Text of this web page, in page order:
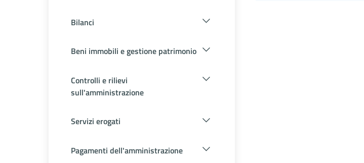
Bilanci
Beni immobili e gestione patrimonio
Controlli e rilievi
sull'amministrazione
Servizi erogati
Pagamenti dell'amministrazione